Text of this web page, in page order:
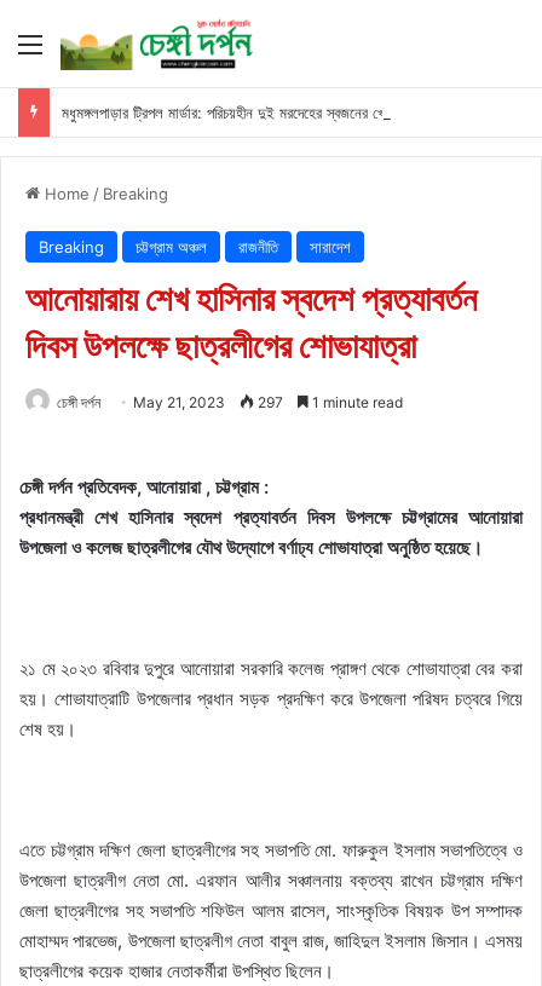
Menu
মধুমঙ্গলপাড়ার ট্রিপল মার্ডার: পরিচয়হীন দুই মরদেহের স্বজনের খোঁজ পুলিশের
Home / Breaking
Breaking চট্টগ্রাম অঞ্চল রাজনীতি সারাদেশ
আনোয়ারায় শেখ হাসিনার স্বদেশ প্রত্যাবর্তন
দিবস উপলক্ষে ছাত্রলীগের শোভাযাত্রা
চেঙ্গী দর্পন May 21, 2023 297 1 minute read
চেঙ্গী দর্পন প্রতিবেদক, আনোয়ারা , চট্টগ্রাম :
প্রধানমন্ত্রী শেখ হাসিনার স্বদেশ প্রত্যাবর্তন দিবস উপলক্ষে চট্টগ্রামের আনোয়ারা
উপজেলা ও কলেজ ছাত্রলীগের যৌথ উদ্যোগে বর্ণাঢ্য শোভাযাত্রা অনুষ্ঠিত হয়েছে।
২১ মে ২০২৩ রবিবার দুপুরে আনোয়ারা সরকারি কলেজ প্রাঙ্গণ থেকে শোভাযাত্রা বের করা
হয়। শোভাযাত্রাটি উপজেলার প্রধান সড়ক প্রদক্ষিণ করে উপজেলা পরিষদ চত্বরে গিয়ে
শেষ হয়।
এতে চট্টগ্রাম দক্ষিণ জেলা ছাত্রলীগের সহ সভাপতি মো. ফারুকুল ইসলাম সভাপতিত্বে ও
উপজেলা ছাত্রলীগ নেতা মো. এরফান আলীর সঞ্চালনায় বক্তব্য রাখেন চট্টগ্রাম দক্ষিণ
জেলা ছাত্রলীগের সহ সভাপতি শফিউল আলম রাসেল, সাংস্কৃতিক বিষয়ক উপ সম্পাদক
মোহাম্মদ পারভেজ, উপজেলা ছাত্রলীগ নেতা বাবুল রাজ, জাহিদুল ইসলাম জিসান। এসময়
ছাত্রলীগের কয়েক হাজার নেতাকর্মীরা উপস্থিত ছিলেন।